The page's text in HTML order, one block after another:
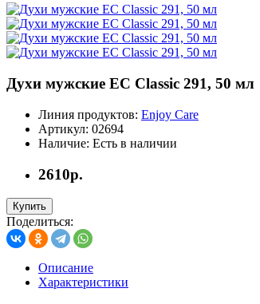
Духи мужские EC Classic 291, 50 мл
Линия продуктов: Enjoy Care
Артикул: 02694
Наличие: Есть в наличии
2610р.
Купить
Поделиться:
Описание
Характеристики